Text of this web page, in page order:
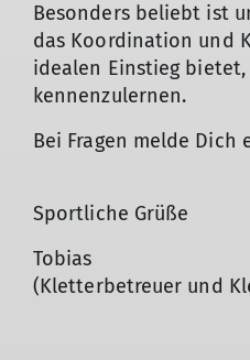
Besonders beliebt ist
das Koordination und
idealen Einstieg bietet,
kennenzulernen.
Bei Fragen melde Dich
Sportliche Grüße
Tobias
(Kletterbetreuer und